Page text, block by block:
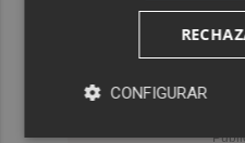
CONFIGURAR